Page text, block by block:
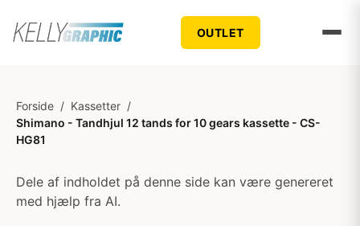
OUTLET
Forside / Kassetter /
Shimano - Tandhjul 12 tands for 10 gears kassette - CS-
HG81
Dele af indholdet på denne side kan være genereret
med hjælp fra AI.